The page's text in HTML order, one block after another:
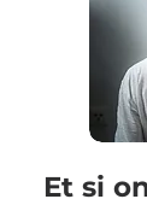
Et si